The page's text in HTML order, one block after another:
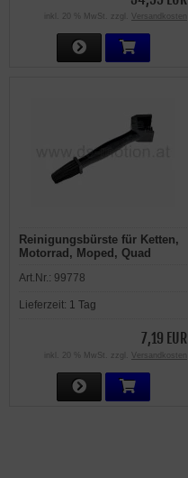
inkl. 20 % MwSt. zzgl. Versandkosten
Reinigungsbürste für Ketten,
Motorrad, Moped, Quad
Art.Nr.: 99778
Lieferzeit: 1 Tag
7,19 EUR
inkl. 20 % MwSt. zzgl. Versandkosten